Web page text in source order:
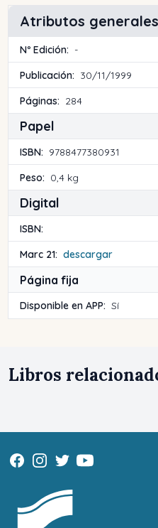
Atributos generales
Nº Edición: -
Publicación: 30/11/1999
Páginas: 284
Papel
ISBN: 9788477380931
Peso: 0,4 kg
Digital
ISBN:
Marc 21: descargar
Página fija
Disponible en APP: Sí
Libros